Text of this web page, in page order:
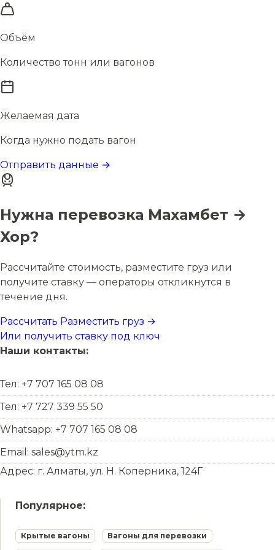
Объём
Количество тонн или вагонов
Желаемая дата
Когда нужно подать вагон
Отправить данные →
Нужна перевозка Махамбет →
Хор?
Рассчитайте стоимость, разместите груз или
получите ставку — операторы откликнутся в
течение дня.
Рассчитать Разместить груз →
Или получить ставку под ключ
Наши контакты:
Тел: +7 707 165 08 08
Тел: +7 727 339 55 50
Whatsapp: +7 707 165 08 08
Email: sales@ytm.kz
Адрес: г. Алматы, ул. Н. Коперника, 124Г
Популярное:
Крытые вагоны Вагоны для перевозки